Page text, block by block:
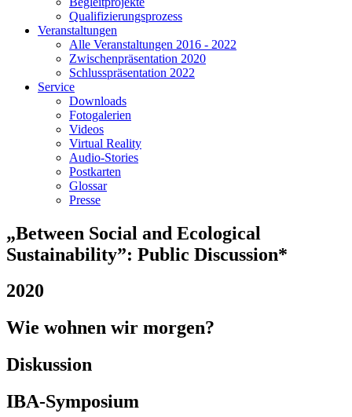
Qualifizierungsprozess
Veranstaltungen
Alle Veranstaltungen 2016 - 2022
Zwischenpräsentation 2020
Schlusspräsentation 2022
Service
Downloads
Fotogalerien
Videos
Virtual Reality
Audio-Stories
Postkarten
Glossar
Presse
„Between Social and Ecological
Sustainability”: Public Discussion*
2020
Wie wohnen wir morgen?
Diskussion
IBA-Symposium